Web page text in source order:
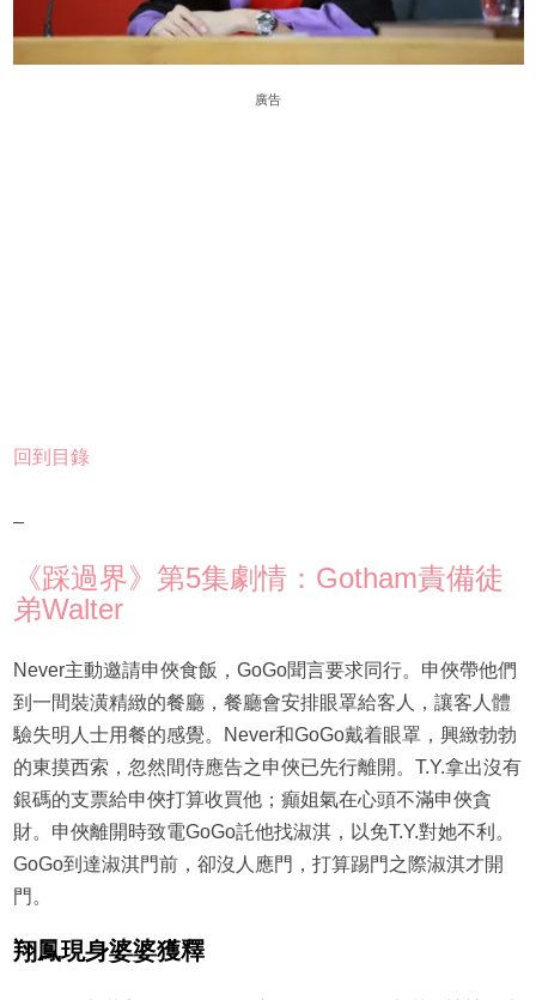
廣告
回到目錄
–
《踩過界》第5集劇情：Gotham責備徒
弟Walter
Never主動邀請申俠食飯，GoGo聞言要求同行。申俠帶他們
到一間裝潢精緻的餐廳，餐廳會安排眼罩給客人，讓客人體
驗失明人士用餐的感覺。Never和GoGo戴着眼罩，興緻勃勃
的東摸西索，忽然間侍應告之申俠已先行離開。T.Y.拿出沒有
銀碼的支票給申俠打算收買他；癲姐氣在心頭不滿申俠貪
財。申俠離開時致電GoGo託他找淑淇，以免T.Y.對她不利。
GoGo到達淑淇門前，卻沒人應門，打算踢門之際淑淇才開
門。
翔鳳現身婆婆獲釋